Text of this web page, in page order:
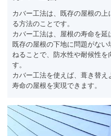
カバー工法は、既存の屋根の
る方法のことです。
カバー工法は、屋根の寿命を
既存の屋根の下地に問題がな
ねることで、防水性や耐候性
す。
カバー工法を使えば、葺き替
寿命の屋根を実現できます。